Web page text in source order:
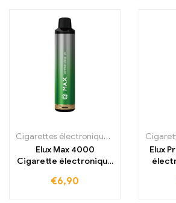
Cigarettes électroniques jetables ,
Elux Max 4000
Cigarette électronique
€6,90
Elux